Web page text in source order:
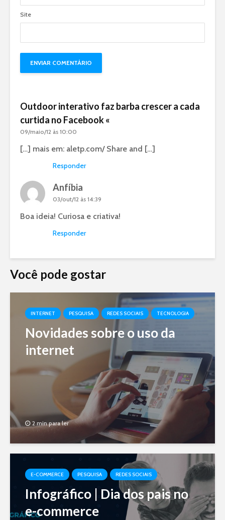
Site
Outdoor interativo faz barba crescer a cada
curtida no Facebook «
09/maio/12 às 10:00
[…] mais em: aletp.com/ Share and […]
Responder
Anfíbia
03/out/12 às 14:39
Boa ideia! Curiosa e criativa!
Responder
Você pode gostar
INTERNET PESQUISA REDES SOCIAIS TECNOLOGIA
Novidades sobre o uso da
internet
2 min para ler
E-COMMERCE PESQUISA REDES SOCIAIS
Infográfico | Dia dos pais no
e-commerce